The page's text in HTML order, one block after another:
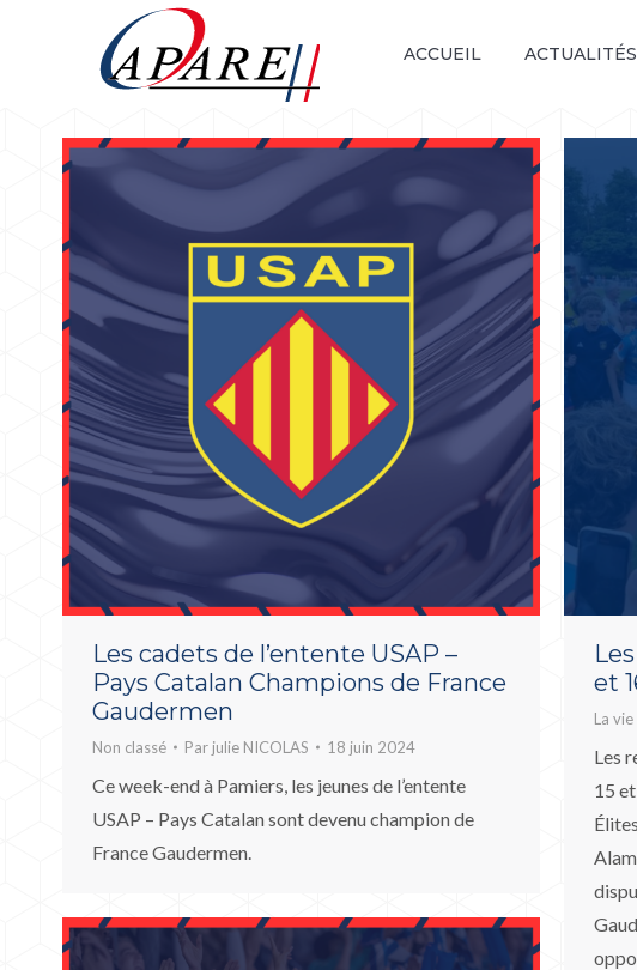
ACCUEIL ACTUALITÉS
Les cadets de l’entente USAP –
Pays Catalan Champions de France
Gaudermen
Non classé Par julie NICOLAS 18 juin 2024
Ce week-end à Pamiers, les jeunes de l’entente
USAP – Pays Catalan sont devenu champion de
France Gaudermen.
et
La
Les
15